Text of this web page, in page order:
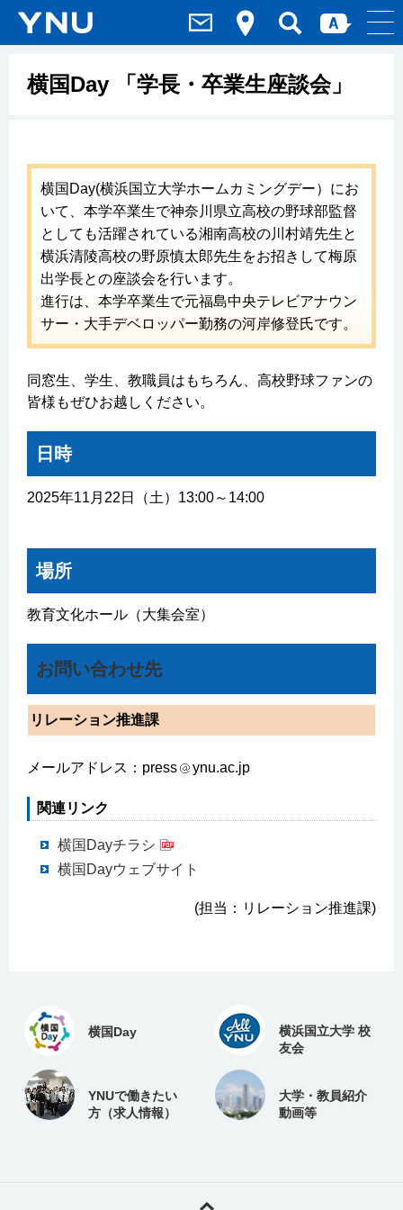
横国Day 「学長・卒業生座談会」
横国Day(横浜国立大学ホームカミングデー）にお
いて、本学卒業生で神奈川県立高校の野球部監督
としても活躍されている湘南高校の川村靖先生と
横浜清陵高校の野原慎太郎先生をお招きして梅原
出学長との座談会を行います。
進行は、本学卒業生で元福島中央テレビアナウン
サー・大手デベロッパー勤務の河岸修登氏です。
同窓生、学生、教職員はもちろん、高校野球ファンの
皆様もぜひお越しください。
日時
2025年11月22日（土）13:00～14:00
場所
教育文化ホール（大集会室）
お問い合わせ先
リレーション推進課
メールアドレス：press ynu.ac.jp
関連リンク
横国Dayチラシ
横国Dayウェブサイト
(担当：リレーション推進課)
横国Day
横浜国立大学 校
友会
YNUで働きたい
方（求人情報）
大学・教員紹介
動画等